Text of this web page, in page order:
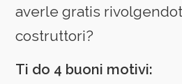
averle gratis
costruttori?
Ti do 4 buoni motivi: